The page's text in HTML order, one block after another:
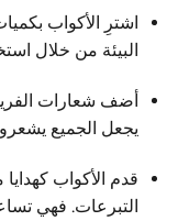
اشترِ الأكواب
البيئة من خلال
أضف شعارات الفريق
يجعل الجميع
قدم الأكواب
التبرعات. فهي